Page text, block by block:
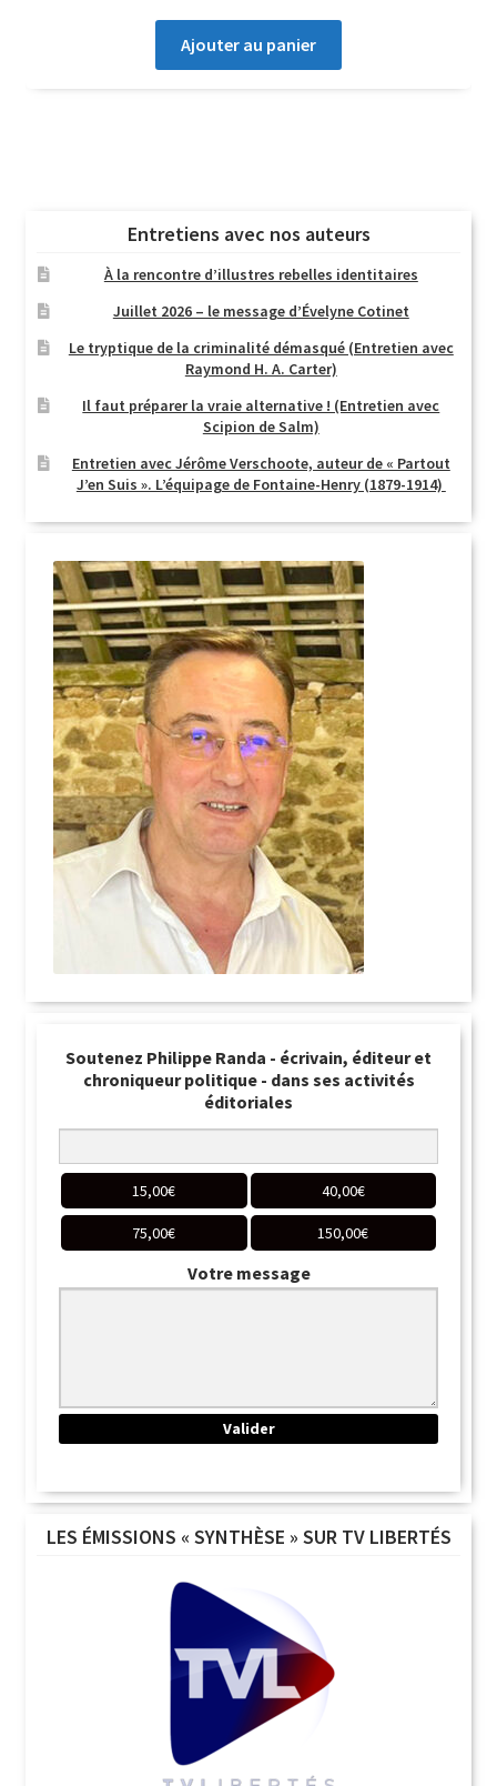
Ajouter au panier
Entretiens avec nos auteurs
À la rencontre d’illustres rebelles identitaires
Juillet 2026 – le message d’Évelyne Cotinet
Le tryptique de la criminalité démasqué (Entretien avec
Raymond H. A. Carter)
Il faut préparer la vraie alternative ! (Entretien avec
Scipion de Salm)
Entretien avec Jérôme Verschoote, auteur de « Partout
J’en Suis ». L’équipage de Fontaine-Henry (1879-1914)
Soutenez Philippe Randa - écrivain, éditeur et
chroniqueur politique - dans ses activités
éditoriales
15,00€ 40,00€
75,00€ 150,00€
Votre message
LES ÉMISSIONS « SYNTHÈSE » SUR TV LIBERTÉS